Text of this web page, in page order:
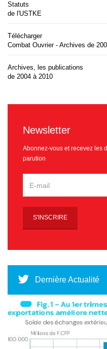
Statuts
de l'USTKE
Télécharger
Combat Ouvrier - Archives de
Archives, les publications
de 2004 à 2010
Newsletter
Abonnez-vous et recevez les
parution
Dernière Actualité